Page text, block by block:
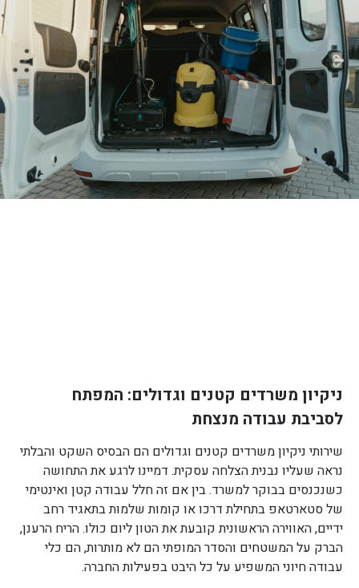
ניקיון משרדים קטנים וגדולים: המפתח
לסביבת עבודה מנצחת
שירותי ניקיון משרדים קטנים וגדולים הם הבסיס השקט והבלתי
נראה שעליו נבנית הצלחה עסקית. דמיינו לרגע את התחושה
כשנכנסים בבוקר למשרד. בין אם זה חלל עבודה קטן ואינטימי
של סטארטאפ בתחילת דרכו או קומות שלמות בתאגיד רחב
ידיים, האווירה הראשונית קובעת את הטון ליום כולו. הריח הרענן,
הברק על המשטחים והסדר המופתי הם לא מותרות, הם כלי
עבודה חיוני המשפיע על כל היבט בפעילות החברה.